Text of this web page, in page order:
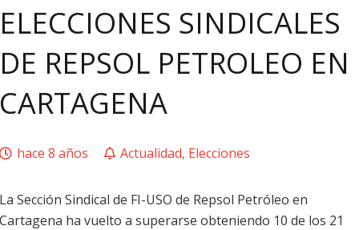
ELECCIONES SINDICALES
DE REPSOL PETROLEO EN
CARTAGENA
hace 8 años Actualidad, Elecciones
La Sección Sindical de FI-USO de Repsol Petróleo en
Cartagena ha vuelto a superarse obteniendo 10 de los 21